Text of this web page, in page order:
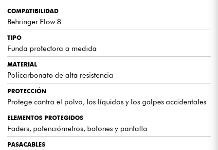
COMPATIBILIDAD
Behringer Flow 8
TIPO
Funda protectora a medida
MATERIAL
Policarbonato de alta resistencia
PROTECCIÓN
Protege contra el polvo, los líquidos y los golpes accidentales
ELEMENTOS PROTEGIDOS
Faders, potenciómetros, botones y pantalla
PASACABLES